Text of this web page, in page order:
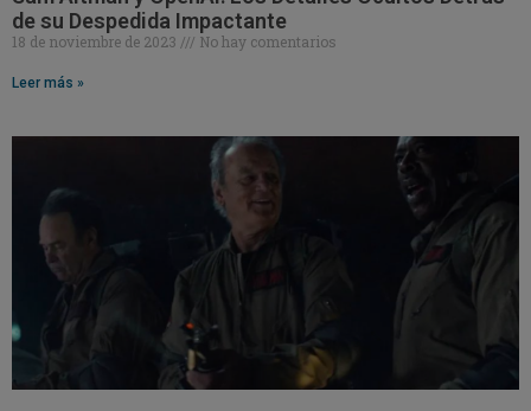
de su Despedida Impactante
18 de noviembre de 2023 No hay comentarios
Leer más »